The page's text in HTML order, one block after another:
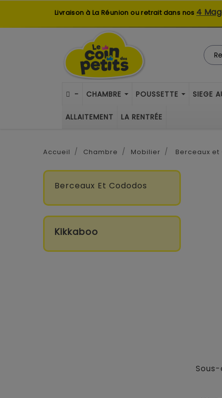
Livraison à La Réunion ou retrait dans nos 4
- CHAMBRE POUSSETTE SIEGE
ALLAITEMENT LA RENTRÉE
Accueil Chambre Mobilier Berceaux
Berceaux Et Cododos
Kikkaboo